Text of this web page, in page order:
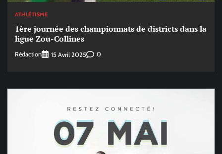
ATHLÉTISME
1ère journée des championnats de districts dans la
ligue Zou-Collines
Rédaction 15 Avril 2025 0